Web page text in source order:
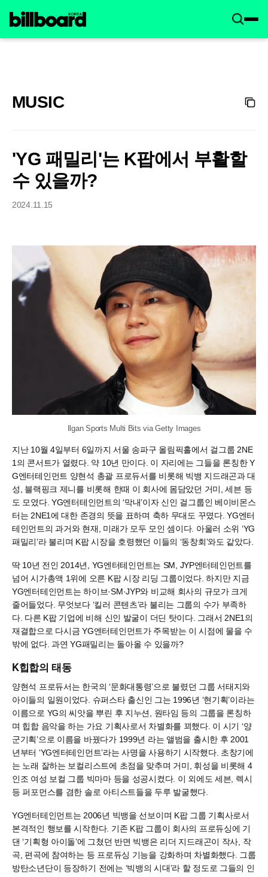
MUSIC
'YG 패밀리'는 K팝에서 부활할
수 있을까?
2024.11.15
Ilgan Sports Multi Bits via Getty Images
지난 10월 4일부터 6일까지 서울 송파구 올림픽홀에서 걸그룹 2NE
1의 콘서트가 열렸다. 약 10년 만이다. 이 자리에는 그들을 론칭한 Y
G엔터테인먼트 양현석 총괄 프로듀서를 비롯해 빅뱅 지드래곤과 대
성, 블랙핑크 제니를 비롯해 한때 이 회사에 몸담았던 거미, 세븐 등
도 모였다. YG엔터테인먼트의 ‘막내’이자 신인 걸그룹인 베이비몬스
터는 2NE1에 대한 존경의 뜻을 표하며 축하 무대도 꾸몄다. YG엔터
테인먼트의 과거와 현재, 미래가 모두 모인 셈이다. 아울러 소위 ‘YG
패밀리’라 불리며 K팝 시장을 호령했던 이들의 ‘동창회’와도 같았다.
딱 10년 전인 2014년, YG엔터테인먼트는 SM, JYP엔터테인먼트를
넘어 시가총액 1위에 오른 K팝 시장 리딩 그룹이었다. 하지만 지금
YG엔터테인먼트는 하이브·SM·JYP와 비교해 회사의 규모가 크게
줄어들었다. 무엇보다 ‘킬러 콘텐츠’라 불리는 그룹의 수가 부족하
다. 다른 K팝 기업에 비해 신인 발굴이 더딘 탓이다. 그래서 2NE1의
재결합으로 다시금 YG엔터테인먼트가 주목받는 이 시점에 물을 수
밖에 없다. 과연 YG패밀리는 돌아올 수 있을까?
K힙합의 태동
양현석 프로듀서는 한국의 ‘문화대통령’으로 불렸던 그룹 서태지와
아이들의 일원이었다. 슈퍼스타 출신인 그는 1996년 ‘현기획’이라는
이름으로 YG의 씨앗을 뿌린 후 지누션, 원타임 등의 그룹을 론칭하
며 힙합 음악을 하는 가요 기획사로서 차별화를 꾀했다. 이 시기 ‘양
군기획’으로 이름을 바꿨다가 1999년 라는 앨범을 출시한 후 2001
년부터 ‘YG엔터테인먼트’라는 사명을 사용하기 시작했다. 초창기에
는 노래 잘하는 보컬리스트에 초점을 맞추며 거미, 휘성을 비롯해 4
인조 여성 보컬 그룹 빅마마 등을 성공시켰다. 이 외에도 세븐, 렉시
등 퍼포먼스를 겸한 솔로 아티스트들을 두루 발굴했다.
YG엔터테인먼트는 2006년 빅뱅을 선보이며 K팝 그룹 기획사로서
본격적인 행보를 시작한다. 기존 K팝 그룹이 회사의 프로듀싱에 기
댄 ‘기획형 아이돌’에 그쳤던 반면 빅뱅은 리더 지드래곤이 작사, 작
곡, 편곡에 참여하는 등 프로듀싱 기능을 강화하며 차별화했다. 그룹
방탄소년단이 등장하기 전에는 ‘빅뱅의 시대’라 할 정도로 그들의 인